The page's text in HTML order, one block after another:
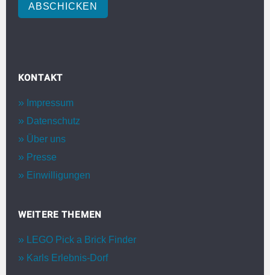
ABSCHICKEN
KONTAKT
Impressum
Datenschutz
Über uns
Presse
Einwilligungen
WEITERE THEMEN
LEGO Pick a Brick Finder
Karls Erlebnis-Dorf